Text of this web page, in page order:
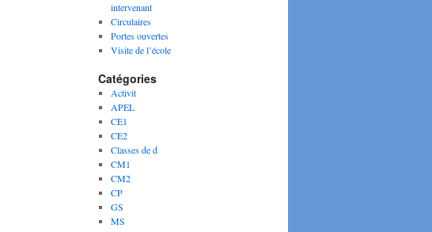
intervenant
Circulaires
Portes ouvertes
Visite de l’école
Catégories
Activit
APEL
CE1
CE2
Classes de d
CM1
CM2
CP
GS
MS